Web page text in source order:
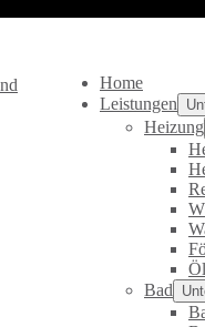
Home
Leistungen
Heizung
Bad